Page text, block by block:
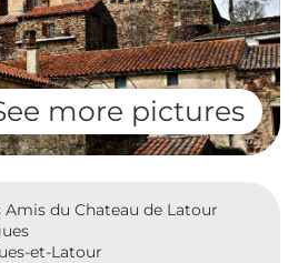
more pictures
du Chateau de Latour
et-Latour